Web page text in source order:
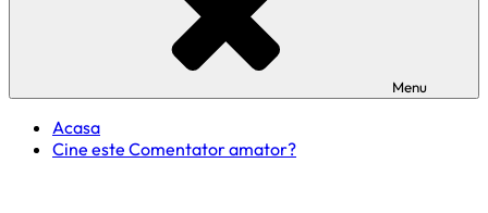
Menu
Acasa
Cine este Comentator amator?